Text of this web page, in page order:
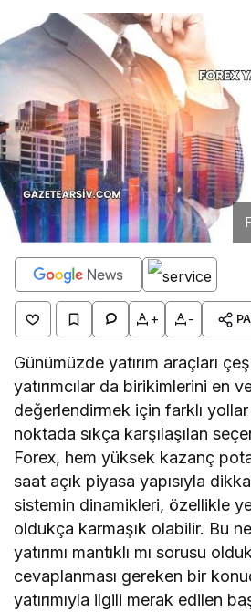
+ -
Günümüzde yatırım araçları
yatırımcılar da birikimlerini en
değerlendirmek için farklı yollar
noktada sıkça karşılaşılan
Forex, hem yüksek kazanç
saat açık piyasa yapısıyla
sistemin dinamikleri, özellikle
oldukça karmaşık olabilir. Bu
yatırımı mantıklı mı sorusu
cevaplanması gereken bir
yatırımıyla ilgili merak edilen